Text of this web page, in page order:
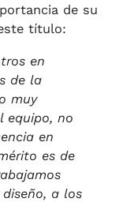
de su
título:
en
de la
muy
equipo, no
en
es de
a los